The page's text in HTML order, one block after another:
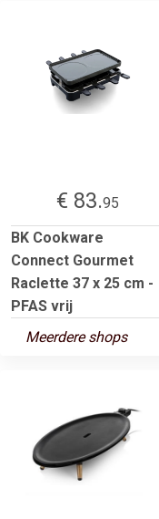
€ 83.95
BK Cookware
Connect Gourmet
Raclette 37 x 25 cm -
PFAS vrij
Meerdere shops